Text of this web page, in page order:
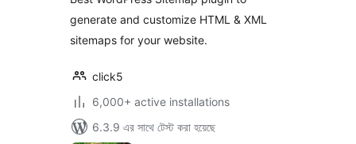
generate and customize HTML & XML
sitemaps for your website.
click5
6,000+ active installations
6.3.9 এর সাথে টেস্ট করা হয়েছে